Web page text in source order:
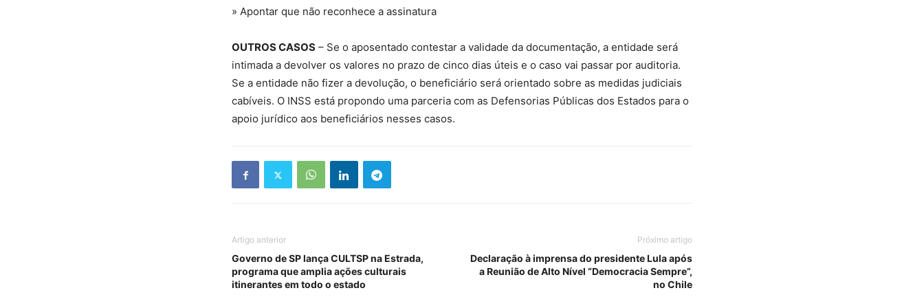
» Apontar que não reconhece a assinatura
OUTROS CASOS – Se o aposentado contestar a validade da documentação, a entidade será
intimada a devolver os valores no prazo de cinco dias úteis e o caso vai passar por auditoria.
Se a entidade não fizer a devolução, o beneficiário será orientado sobre as medidas judiciais
cabíveis. O INSS está propondo uma parceria com as Defensorias Públicas dos Estados para o
apoio jurídico aos beneficiários nesses casos.
Artigo anterior
Governo de SP lança CULTSP na Estrada,
programa que amplia ações culturais
itinerantes em todo o estado
Próximo artigo
Declaração à imprensa do presidente Lula após
a Reunião de Alto Nível “Democracia Sempre”,
no Chile